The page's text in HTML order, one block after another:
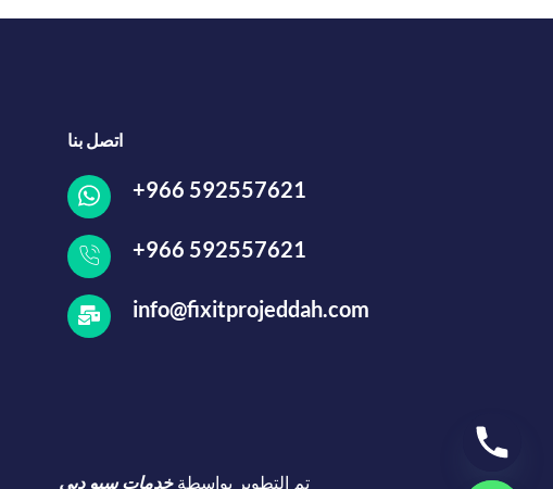
اتصل بنا
+966 592557621
+966 592557621
info@fixitprojeddah.com
تم التطوير بواسطة خدمات سيو دبي